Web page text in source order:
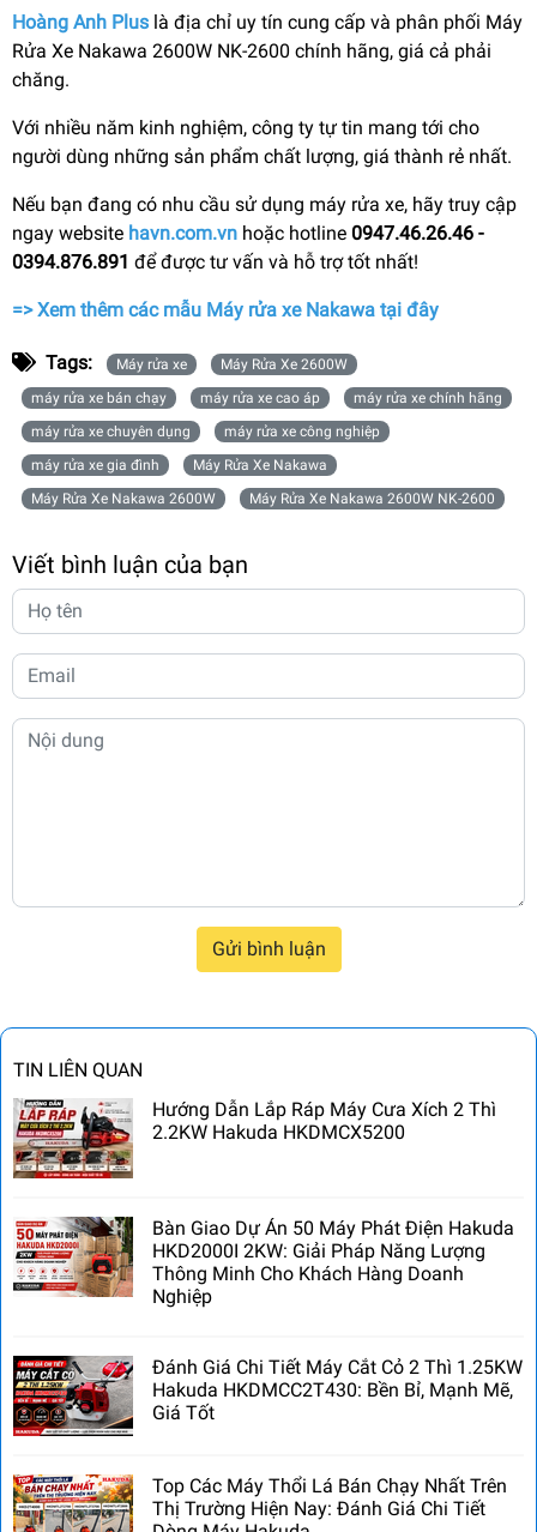
TIN LIÊN QUAN
Hướng Dẫn Lắp Ráp Máy Cưa Xích 2 Thì
2.2KW Hakuda HKDMCX5200
Bàn Giao Dự Án 50 Máy Phát Điện Hakuda
HKD2000I 2KW: Giải Pháp Năng Lượng
Thông Minh Cho Khách Hàng Doanh
Nghiệp
Đánh Giá Chi Tiết Máy Cắt Cỏ 2 Thì 1.25KW
Hakuda HKDMCC2T430: Bền Bỉ, Mạnh Mẽ,
Giá Tốt
Top Các Máy Thổi Lá Bán Chạy Nhất Trên
Thị Trường Hiện Nay: Đánh Giá Chi Tiết
Hoàng Anh Plus là địa chỉ uy tín cung cấp và phân phối Máy
Rửa Xe Nakawa 2600W NK-2600 chính hãng, giá cả phải
chăng.
Với nhiều năm kinh nghiệm, công ty tự tin mang tới cho
người dùng những sản phẩm chất lượng, giá thành rẻ nhất.
Nếu bạn đang có nhu cầu sử dụng máy rửa xe, hãy truy cập
ngay website havn.com.vn hoặc hotline 0947.46.26.46 -
0394.876.891 để được tư vấn và hỗ trợ tốt nhất!
=> Xem thêm các mẫu Máy rửa xe Nakawa tại đây
Tags: Máy rửa xe
Máy Rửa Xe 2600W
máy rửa xe bán chạy
máy rửa xe cao áp
máy rửa xe chính hãng
máy rửa xe chuyên dụng
máy rửa xe công nghiệp
máy rửa xe gia đình
Máy Rửa Xe Nakawa
Máy Rửa Xe Nakawa 2600W
Máy Rửa Xe Nakawa 2600W NK-2600
Viết bình luận của bạn
Gửi bình luận